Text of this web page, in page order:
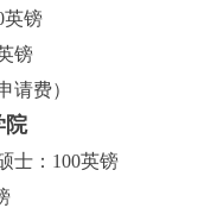
英镑
镑
请费）
院
士： 100英镑